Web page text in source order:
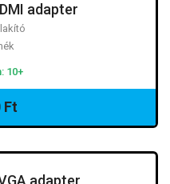
adapter
10+
Ft
adapter